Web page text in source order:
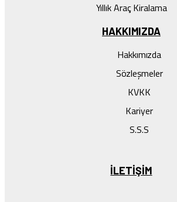
Yıllık Araç Kiralama
HAKKIMIZDA
Hakkımızda
Sözleşmeler
KVKK
Kariyer
S.S.S
ILETIŞIM